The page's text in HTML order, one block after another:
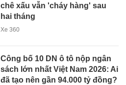
chê xấu vẫn 'cháy hàng' sau
hai tháng
Xe 360
Công bố 10 DN ô tô nộp ngân
sách lớn nhất Việt Nam 2026: Ai
đã tạo nên gần 94.000 tỷ đồng?